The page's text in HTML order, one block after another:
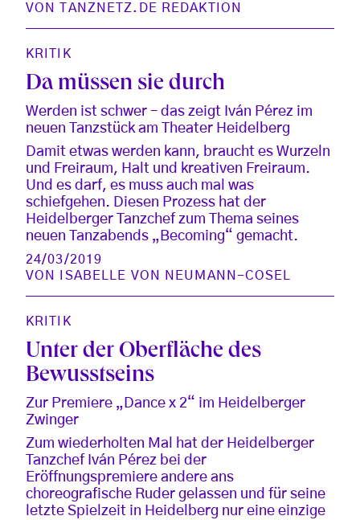
VON
TANZNETZ.DE REDAKTION
KRITIK
Da müssen sie durch
Werden ist schwer – das zeigt Iván Pérez im
neuen Tanzstück am Theater Heidelberg
Damit etwas werden kann, braucht es Wurzeln
und Freiraum, Halt und kreativen Freiraum.
Und es darf, es muss auch mal was
schiefgehen. Diesen Prozess hat der
Heidelberger Tanzchef zum Thema seines
neuen Tanzabends „Becoming“ gemacht.
24/03/2019
VON
ISABELLE VON NEUMANN-COSEL
KRITIK
Unter der Oberfläche des
Bewusstseins
Zur Premiere „Dance x 2“ im Heidelberger
Zwinger
Zum wiederholten Mal hat der Heidelberger
Tanzchef Iván Pérez bei der
Eröffnungspremiere andere ans
choreografische Ruder gelassen und für seine
letzte Spielzeit in Heidelberg nur eine einzige